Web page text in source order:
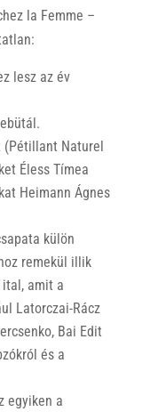
la Femme –
lesz az év
Naturel
Éless Tímea
Heimann Ágnes
külön
remekül illik
ital, amit a
Latorczai-Rácz
Bai Edit
és a
egyiken a